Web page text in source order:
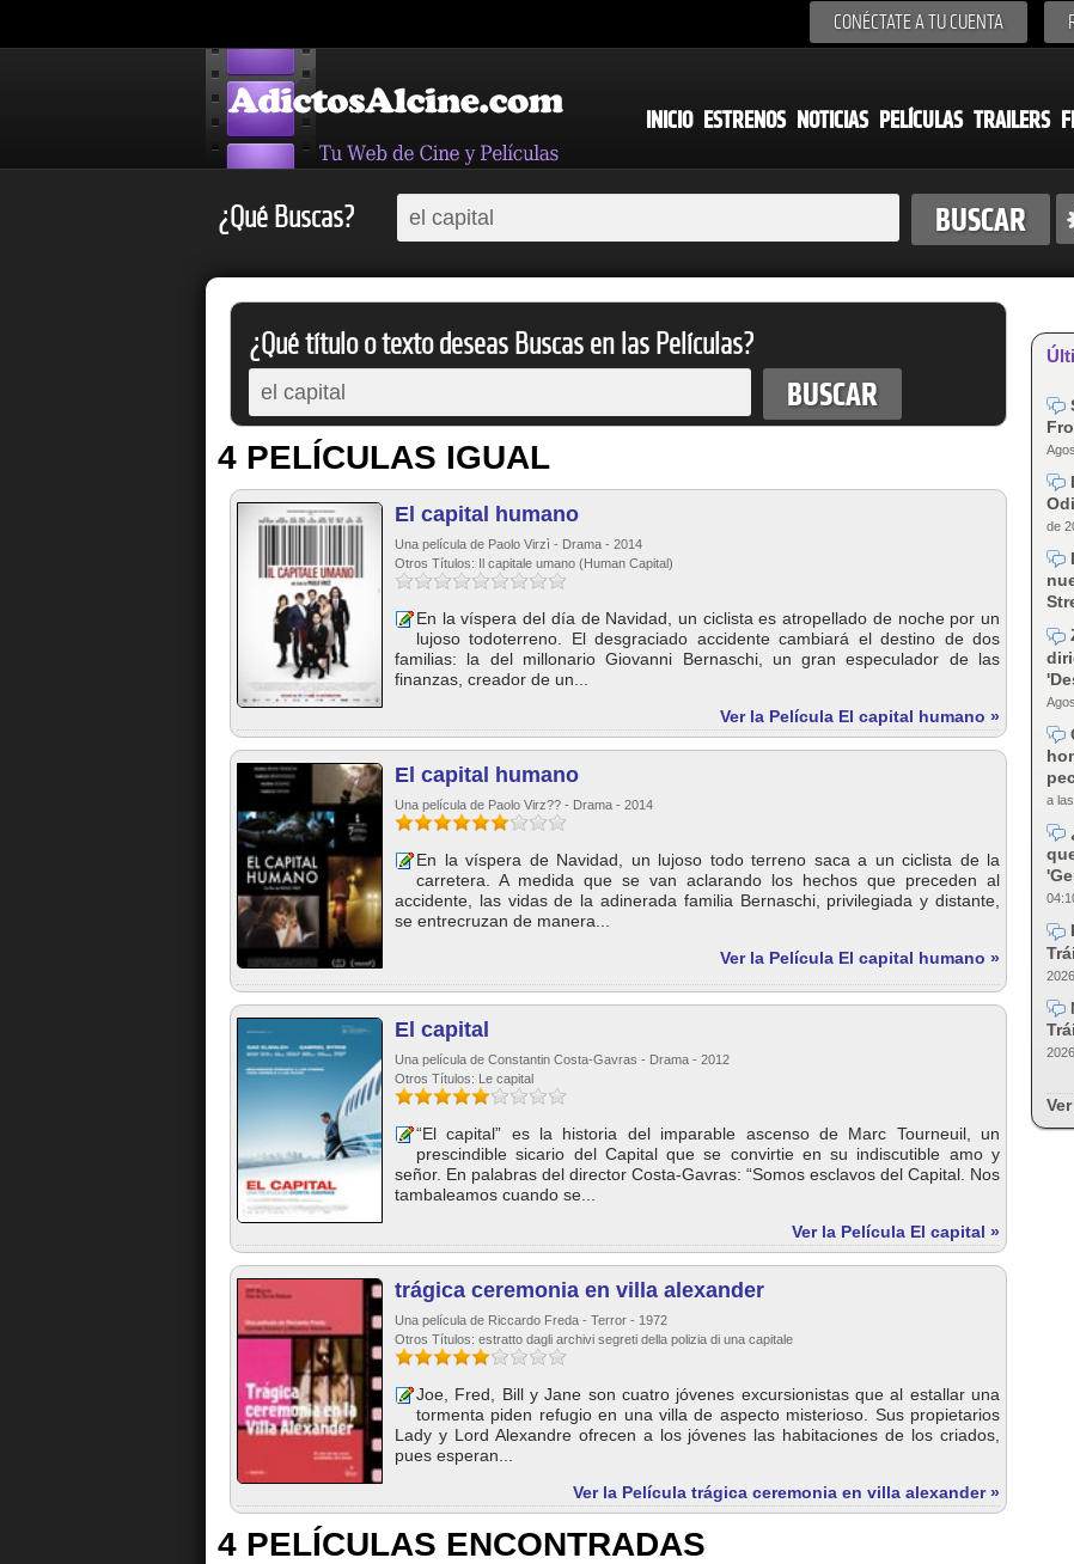
CONÉCTATE A TU CUENTA
INICIO ESTRENOS NOTICIAS PELÍCULAS TRAILERS
¿Qué Buscas?
¿Qué título o texto deseas Buscas en las Películas?
4 PELÍCULAS IGUAL
El capital humano
Una película de Paolo Virzì - Drama - 2014
Otros Títulos: Il capitale umano (Human Capital)
En la víspera del día de Navidad, un ciclista es atropellado de noche por un
lujoso todoterreno. El desgraciado accidente cambiará el destino de dos
familias: la del millonario Giovanni Bernaschi, un gran especulador de las
finanzas, creador de un...
Ver la Película El capital humano »
El capital humano
Una película de Paolo Virz?? - Drama - 2014
En la víspera de Navidad, un lujoso todo terreno saca a un ciclista de la
carretera. A medida que se van aclarando los hechos que preceden al
accidente, las vidas de la adinerada familia Bernaschi, privilegiada y distante,
se entrecruzan de manera...
Ver la Película El capital humano »
El capital
Una película de Constantin Costa-Gavras - Drama - 2012
Otros Títulos: Le capital
“El capital” es la historia del imparable ascenso de Marc Tourneuil, un
prescindible sicario del Capital que se convirtie en su indiscutible amo y
señor. En palabras del director Costa-Gavras: “Somos esclavos del Capital. Nos
tambaleamos cuando se...
Ver la Película El capital »
trágica ceremonia en villa alexander
Una película de Riccardo Freda - Terror - 1972
Otros Títulos: estratto dagli archivi segreti della polizia di una capitale
Joe, Fred, Bill y Jane son cuatro jóvenes excursionistas que al estallar una
tormenta piden refugio en una villa de aspecto misterioso. Sus propietarios
Lady y Lord Alexandre ofrecen a los jóvenes las habitaciones de los criados,
pues esperan...
Ver la Película trágica ceremonia en villa alexander »
4 PELÍCULAS ENCONTRADAS
de
a